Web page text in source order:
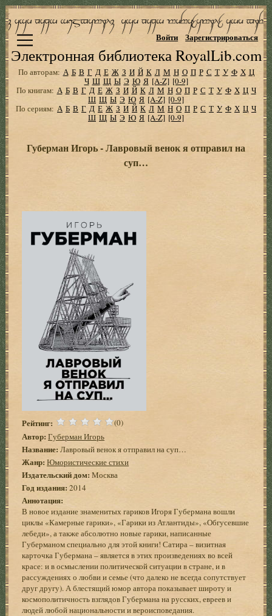
Электронная библиотека RoyalLib.com
Войти Зарегистрироваться
По авторам: А Б В Г Д Е Ж З И Й К Л М Н О П Р С Т У Ф Х Ц
Ч Ш Щ Ы Э Ю Я [A-Z] [0-9]
По книгам: А Б В Г Д Е Ж З И Й К Л М Н О П Р С Т У Ф Х Ц Ч
Ш Щ Ы Э Ю Я [A-Z] [0-9]
По сериям: А Б В Г Д Е Ж З И Й К Л М Н О П Р С Т У Ф Х Ц Ч
Ш Щ Ы Э Ю Я [A-Z] [0-9]
Губерман Игорь - Лавровый венок я отправил на
суп…
Рейтинг: (0)
Автор: Губерман Игорь
Название: Лавровый венок я отправил на суп…
Жанр: Юмористические стихи
Издательский дом: Москва
Год издания: 2014
Аннотация:
В новое издание знаменитых гариков Игоря Губермана вошли
циклы «Камерные гарики», «Гарики из Атлантиды», «Обгусевшие
лебеди», а также абсолютно новые гарики, написанные
Губерманом специально для этой книги! Сатира – визитная
карточка Губермана – является в этих произведениях во всей
красе: и в осмыслении политической ситуации в стране, и в
рассуждениях о любви и семье (что далеко не всегда сопутствует
друг другу). А блестящий юмор автора показывает широту и
космополитичность взглядов Губермана на русских, евреев и
людей любой национальности и вероисповедания.